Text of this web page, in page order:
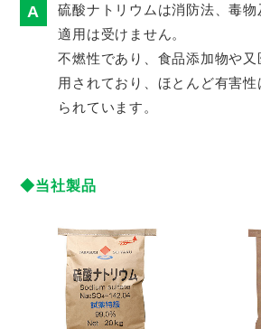
硫酸ナトリウムは消防法、毒
適用は受けません。
不燃性であり、食品添加物や
用されており、ほとんど有害性
られています。
◆当社製品